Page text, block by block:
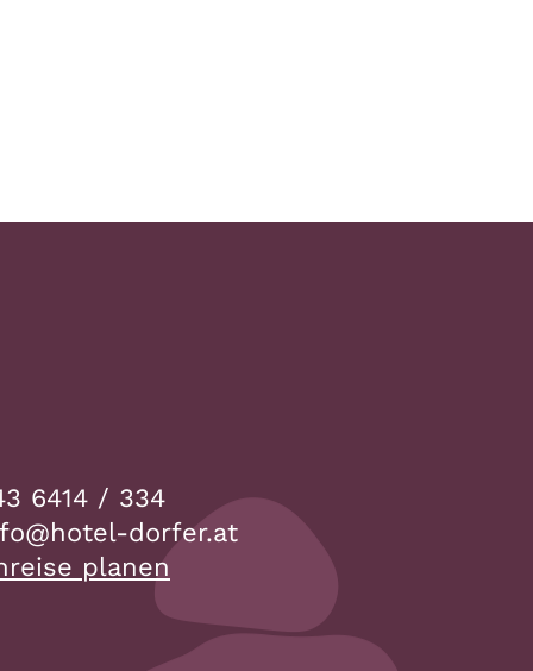
6414 / 334
letoh@ofni
planen